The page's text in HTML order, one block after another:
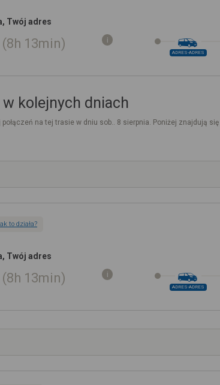
Twój adres
8h 13min
ADRES-ADRES
w kolejnych dniach
na tej trasie w dniu sob.. 8 sierpnia. Poniżej znajdują
to działa?
Twój adres
8h 13min
ADRES-ADRES